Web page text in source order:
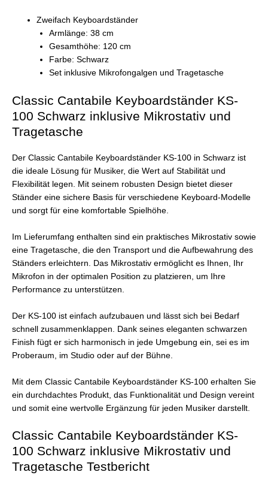
Zweifach Keyboardständer
Armlänge: 38 cm
Gesamthöhe: 120 cm
Farbe: Schwarz
Set inklusive Mikrofongalgen und Tragetasche
Classic Cantabile Keyboardständer KS-
100 Schwarz inklusive Mikrostativ und
Tragetasche
Der Classic Cantabile Keyboardständer KS-100 in Schwarz ist
die ideale Lösung für Musiker, die Wert auf Stabilität und
Flexibilität legen. Mit seinem robusten Design bietet dieser
Ständer eine sichere Basis für verschiedene Keyboard-Modelle
und sorgt für eine komfortable Spielhöhe.
Im Lieferumfang enthalten sind ein praktisches Mikrostativ sowie
eine Tragetasche, die den Transport und die Aufbewahrung des
Ständers erleichtern. Das Mikrostativ ermöglicht es Ihnen, Ihr
Mikrofon in der optimalen Position zu platzieren, um Ihre
Performance zu unterstützen.
Der KS-100 ist einfach aufzubauen und lässt sich bei Bedarf
schnell zusammenklappen. Dank seines eleganten schwarzen
Finish fügt er sich harmonisch in jede Umgebung ein, sei es im
Proberaum, im Studio oder auf der Bühne.
Mit dem Classic Cantabile Keyboardständer KS-100 erhalten Sie
ein durchdachtes Produkt, das Funktionalität und Design vereint
und somit eine wertvolle Ergänzung für jeden Musiker darstellt.
Classic Cantabile Keyboardständer KS-
100 Schwarz inklusive Mikrostativ und
Tragetasche Testbericht